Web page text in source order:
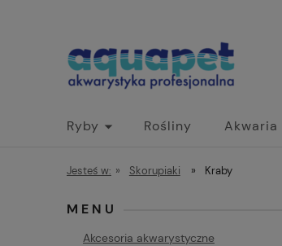
Ryby Rośliny Akwaria
Jesteś w: » Skorupiaki » Kraby
MENU
Akcesoria akwarystyczne